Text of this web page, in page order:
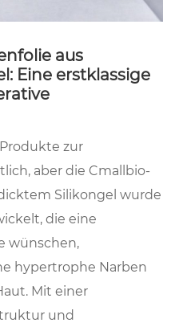
aus
Eine erstklassige
zur
aber die Cmallbio-
Silikongel wurde
die eine
wünschen,
hypertrophe Narben
Mit einer
und